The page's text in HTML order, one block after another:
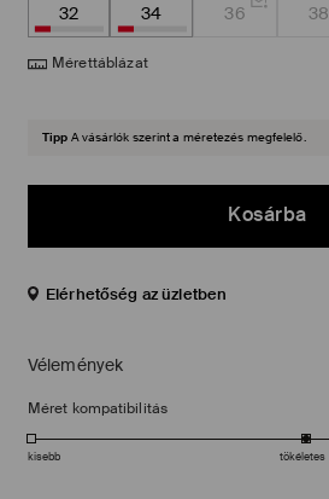
32 34 36 38
Mérettáblázat
Tipp A vásárlók szerint a méretezés megfelelő.
Kosárba
Elérhetőség az üzletben
Vélemények
Méret kompatibilitás
kisebb tökéletes